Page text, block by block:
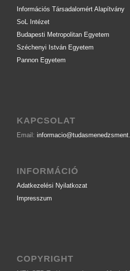
Információs Társadalomért Alapítvány
SoL Intézet
Budapesti Metropolitan Egyetem
Széchenyi István Egyetem
Pannon Egyetem
KAPCSOLAT
Email:
INFORMÁCIÓ
Adatkezelési Nyilatkozat
Impresszum
COPYRIGHT